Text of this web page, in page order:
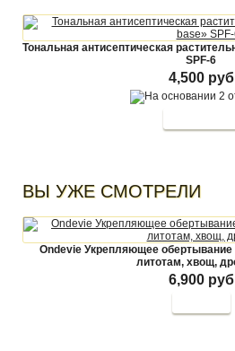
Тональная антисептическая
SPF-6
4,500 руб
ВЫ УЖЕ СМОТРЕЛИ
Ondevie Укрепляющее
литотам, хвощ,
6,900 руб